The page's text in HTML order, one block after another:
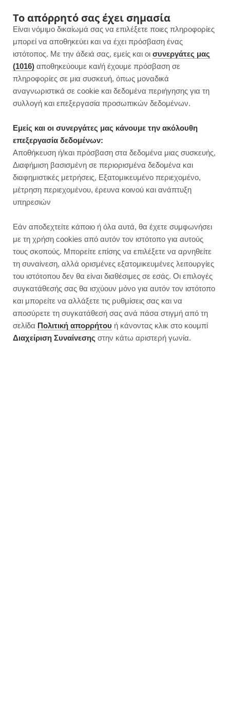
a
c
e
b
o
k
n
s
t
a
a
m
i
n
t
e
s
t
o
u
T
u
TAG
BROWNIES ΜΕ ΜΈΛΙ
Τα πιο υγιεινά brownies με
ρεβύθια στον κόσμο | Χωρίς
ζάχαρη
Το απόρρητό σας έχει σημασία
Είναι νόμιμο δικαίωμά σας να επιλέξετε ποιες πληροφορίες
μπορεί να αποθηκεύει και να έχει πρόσβαση ένας
ιστότοπος. Με την άδειά σας, εμείς και οι συνεργάτες μας
(1016) αποθηκεύουμε και/ή έχουμε πρόσβαση σε
πληροφορίες σε μια συσκευή, όπως μοναδικά
αναγνωριστικά σε cookie και δεδομένα περιήγησης για τη
συλλογή και επεξεργασία προσωπικών δεδομένων.
Εμείς και οι συνεργάτες μας κάνουμε την ακόλουθη
επεξεργασία δεδομένων:
Αποθήκευση ή/και πρόσβαση στα δεδομένα μιας συσκευής,
Διαφήμιση βασισμένη σε περιορισμένα δεδομένα και
διαφημιστικές μετρήσεις, Εξατομικευμένο περιεχομένο,
μέτρηση περιεχομένου, έρευνα κοινού και ανάπτυξη
υπηρεσιών
Εάν αποδεχτείτε κάποιο ή όλα αυτά, θα έχετε συμφωνήσει
με τη χρήση cookies από αυτόν τον ιστότοπο για αυτούς
τους σκοπούς. Μπορείτε επίσης να επιλέξετε να αρνηθείτε
τη συναίνεση, αλλά ορισμένες εξατομικευμένες λειτουργίες
του ιστότοπου δεν θα είναι διαθέσιμες σε εσάς. Οι επιλογές
συγκατάθεσής σας θα ισχύουν μόνο για αυτόν τον ιστότοπο
και μπορείτε να αλλάξετε τις ρυθμίσεις σας και να
αποσύρετε τη συγκατάθεσή σας ανά πάσα στιγμή από τη
σελίδα Πολιτική απορρήτου ή κάνοντας κλικ στο κουμπί
Διαχείριση Συναίνεσης στην κάτω αριστερή γωνία.